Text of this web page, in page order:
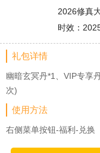
2026修真
时效：
礼包详情
幽暗玄冥丹*1、VIP专享
次)
使用方法
右侧菜单按钮-福利-兑换